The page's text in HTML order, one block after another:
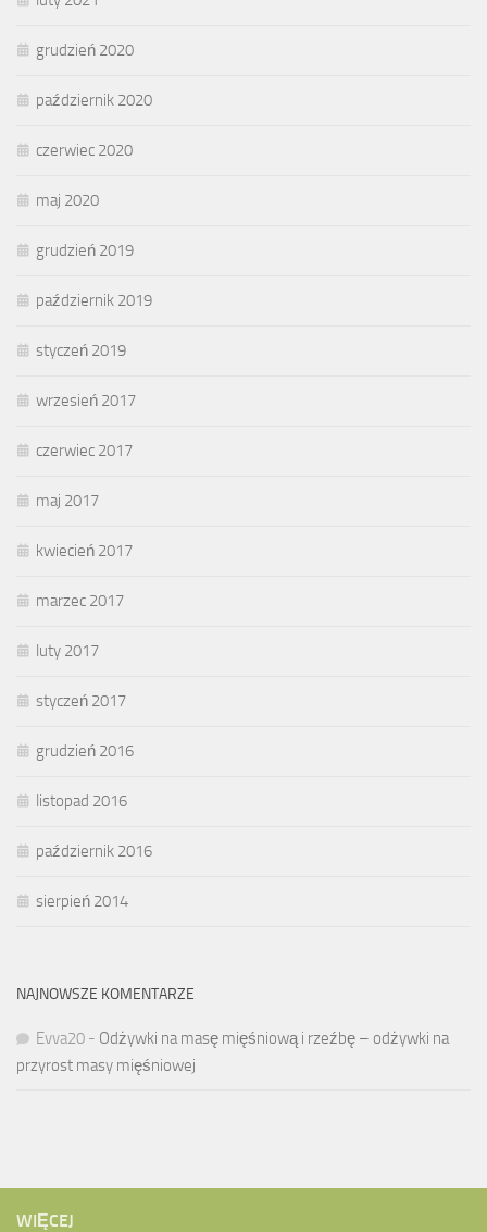
grudzień 2020
październik 2020
czerwiec 2020
maj 2020
grudzień 2019
październik 2019
styczeń 2019
wrzesień 2017
czerwiec 2017
maj 2017
kwiecień 2017
marzec 2017
luty 2017
styczeń 2017
grudzień 2016
listopad 2016
październik 2016
sierpień 2014
NAJNOWSZE KOMENTARZE
Evva20 - Odżywki na masę mięśniową i rzeźbę – odżywki na
przyrost masy mięśniowej
WIĘCEJ